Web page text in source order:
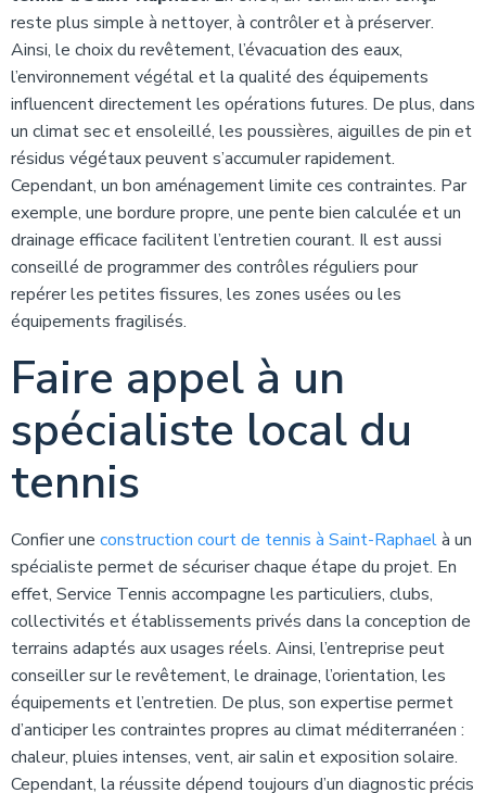
reste plus simple à nettoyer, à contrôler et à préserver.
Ainsi, le choix du revêtement, l’évacuation des eaux,
l’environnement végétal et la qualité des équipements
influencent directement les opérations futures. De plus, dans
un climat sec et ensoleillé, les poussières, aiguilles de pin et
résidus végétaux peuvent s’accumuler rapidement.
Cependant, un bon aménagement limite ces contraintes. Par
exemple, une bordure propre, une pente bien calculée et un
drainage efficace facilitent l’entretien courant. Il est aussi
conseillé de programmer des contrôles réguliers pour
repérer les petites fissures, les zones usées ou les
équipements fragilisés.
Faire appel à un
spécialiste local du
tennis
Confier une construction court de tennis à Saint-Raphaelà un
spécialiste permet de sécuriser chaque étape du projet. En
effet, Service Tennis accompagne les particuliers, clubs,
collectivités et établissements privés dans la conception de
terrains adaptés aux usages réels. Ainsi, l’entreprise peut
conseiller sur le revêtement, le drainage, l’orientation, les
équipements et l’entretien. De plus, son expertise permet
d’anticiper les contraintes propres au climat méditerranéen :
chaleur, pluies intenses, vent, air salin et exposition solaire.
Cependant, la réussite dépend toujours d’un diagnostic précis